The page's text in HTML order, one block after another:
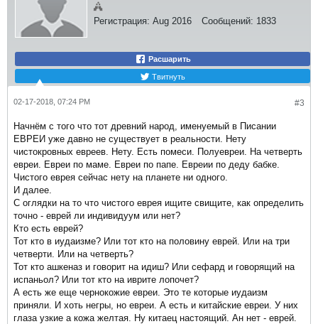
Регистрация: Aug 2016 Сообщений: 1833
Расшарить
Твитнуть
#3
02-17-2018, 07:24 PM
Начнём с того что тот древний народ, именуемый в Писании
ЕВРЕИ уже давно не существует в реальности. Нету
чистокровных евреев. Нету. Есть помеси. Полуевреи. На четверть
евреи. Евреи по маме. Евреи по папе. Евреии по деду бабке.
Чистого еврея сейчас нету на планете ни одного.
И далее.
С оглядки на то что чистого еврея ищите свищите, как определить
точно - еврей ли индивидуум или нет?
Кто есть еврей?
Тот кто в иудаизме? Или тот кто на половину еврей. Или на три
четверти. Или на четверть?
Тот кто ашкеназ и говорит на идиш? Или сефард и говорящий на
испаньол? Или тот кто на иврите лопочет?
А есть же еще чернокожие евреи. Это те которые иудаизм
приняли. И хоть негры, но евреи. А есть и китайские евреи. У них
глаза узкие а кожа желтая. Ну китаец настоящий. Ан нет - еврей.